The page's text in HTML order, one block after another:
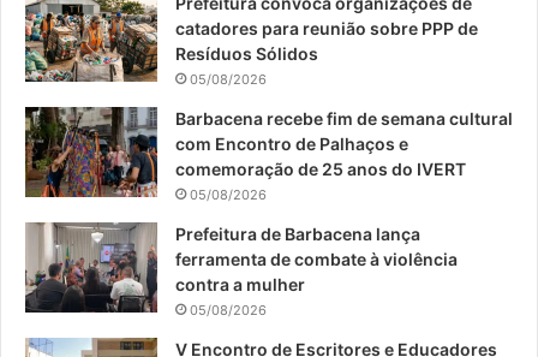
b
o
k
u
b
a
a
catadores para reunião sobre PPP de
Resíduos Sólidos
05/08/2026
Barbacena recebe fim de semana cultural
com Encontro de Palhaços e
comemoração de 25 anos do IVERT
05/08/2026
Prefeitura de Barbacena lança
ferramenta de combate à violência
contra a mulher
05/08/2026
V Encontro de Escritores e Educadores